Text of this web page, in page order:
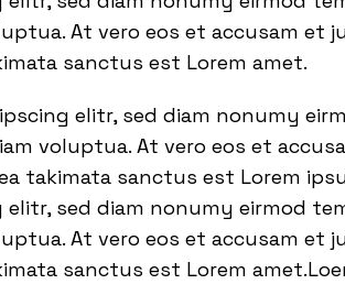
At vero eos et accusam et
sanctus est Lorem amet.
elitr, sed diam nonumy
voluptua. At vero eos et
takimata sanctus est Lorem
sed diam nonumy eirmod
At vero eos et accusam et
sanctus est Lorem